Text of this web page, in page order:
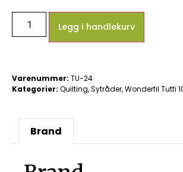
Legg i handlekurv
Varenummer: TU-24
Kategorier: Quilting,Sytråder,Wonderfil Tutti
Brand